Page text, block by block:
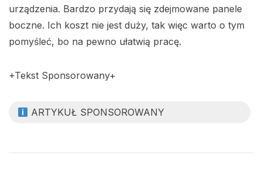
urządzenia. Bardzo przydają się zdejmowane panele
boczne. Ich koszt nie jest duży, tak więc warto o tym
pomyśleć, bo na pewno ułatwią pracę.
+Tekst Sponsorowany+
ARTYKUŁ SPONSOROWANY